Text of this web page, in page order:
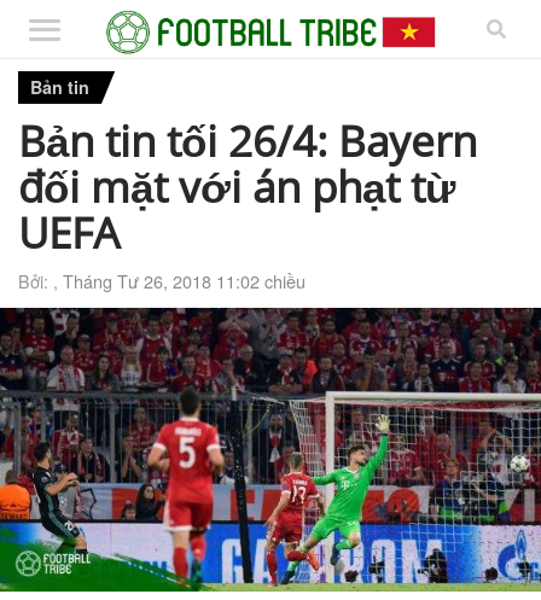
Bản tin
Bản tin tối 26/4: Bayern
đối mặt với án phạt từ
UEFA
Bởi: , Tháng Tư 26, 2018 11:02 chiều